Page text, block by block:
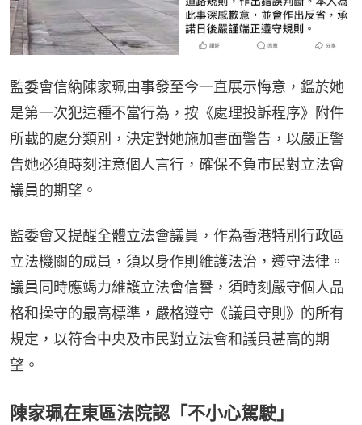
監委會信納陳家珮由事發至今一直展示悔意，鑑於她
是第一次犯這種不當行為，按《處理投訴程序》附件
所載的處分類別，決定對她施加書面警告，以嚴正警
告她必須時刻注意個人言行，確保不負市民對立法會
議員的期望。
監委會又提醒全體立法會議員，作為香港特別行政區
立法機關的成員，須以身作則維護法治，遵守法律。
議員同時應竭力維護立法會信譽，須時刻嚴守個人品
格和操守的最高標準，嚴格遵守《議員守則》的所有
規定，以符合中央及市民對立法會和議員甚高的期
望。
陳家珮在東區法院認「不小心駕駛」